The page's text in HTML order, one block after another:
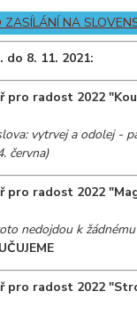
ZASÍLÁNÍ NA
8. 11. 2021:
pro radost 2022
vytrvej a odolej -
června)
pro radost 2022
nedojdou k
pro radost 2022